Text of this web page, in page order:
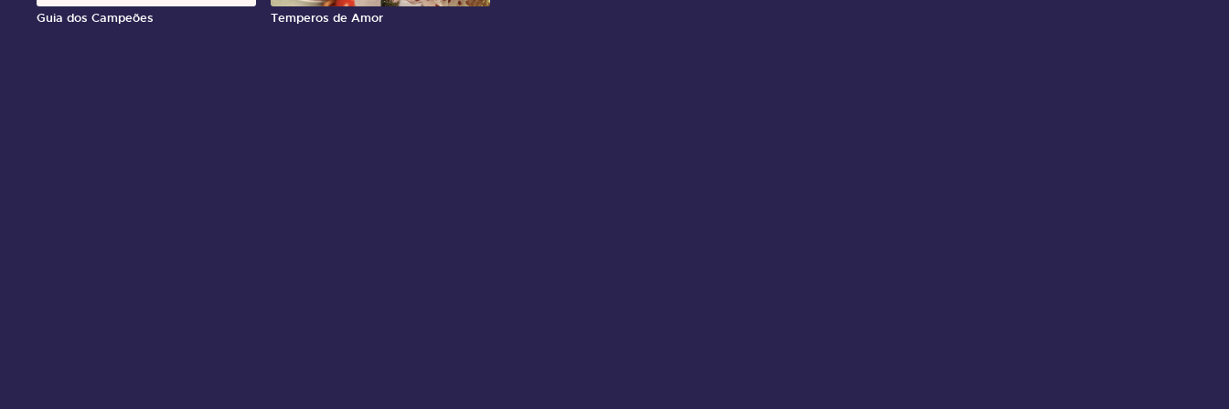
Guia dos Campeões Temperos de Amor